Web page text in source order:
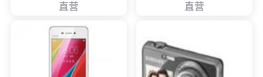
直营 直营